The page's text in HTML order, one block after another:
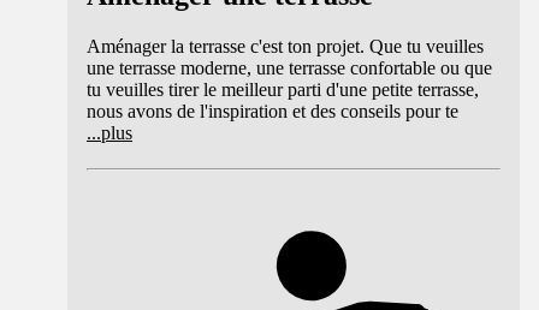
Aménager la terrasse c'est ton projet. Que tu veuilles
une terrasse moderne, une terrasse confortable ou que
tu veuilles tirer le meilleur parti d'une petite terrasse,
nous avons de l'inspiration et des conseils pour te
...plus